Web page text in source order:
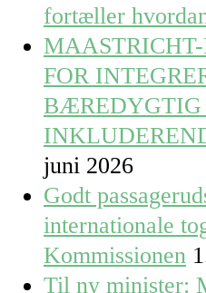
fortæller
FOR
BÆREDYGTIG
juni 2026
Godt
internationale
Kommissionen
Til ny minister: